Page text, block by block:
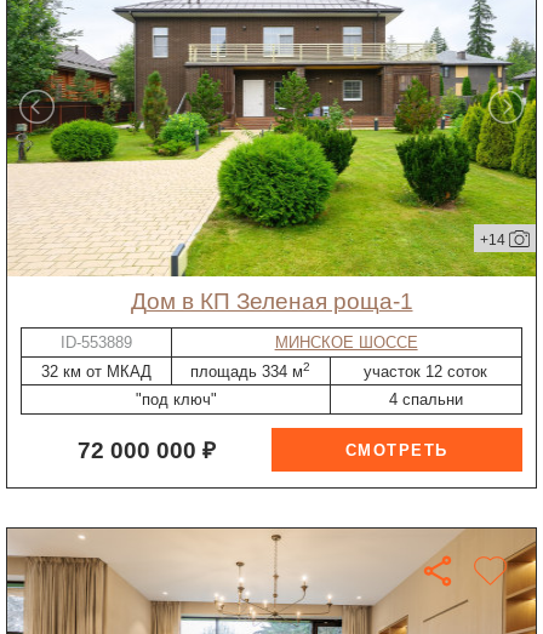
+14
дом в КП Зеленая роща-1
ID-553889
МИНСКОЕ ШОССЕ
32 км от МКАД
площадь 334 м2
участок 12 соток
"под ключ"
4 спальни
72 000 000 ₽